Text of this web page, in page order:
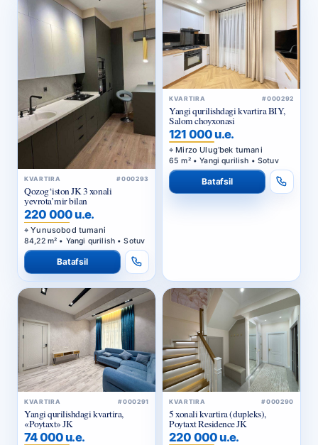
KVARTIRA #000293
Qozog‘iston JK 3 xonali
yevrota’mir bilan
220 000 u.e.
Yunusobod tumani
84,22 m² • Yangi qurilish • Sotuv
Batafsil
KVARTIRA #000292
Yangi qurilishdagi kvartira BIY,
Salom choyxonasi
121 000 u.e.
Mirzo Ulug‘bek tumani
65 m² • Yangi qurilish • Sotuv
Batafsil
KVARTIRA #000291
Yangi qurilishdagi kvartira,
«Poytaxt» JK
74 000 u.e.
KVARTIRA #000290
5 xonali kvartira (dupleks),
Poytaxt Residence JK
220 000 u.e.